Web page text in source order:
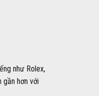
như Rolex,
gần hơn với